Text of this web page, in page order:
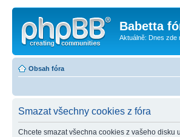
Babetta
Aktuálně: Dnes zde
Obsah fóra
Smazat všechny cookies z fóra
Chcete smazat všechna cookies z vašeho disku